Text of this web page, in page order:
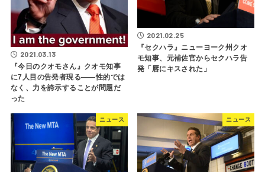
2021.03.13
『今日のクオモさん』クオモ知事
に7人目の告発者現る――性的では
なく、力を誇示することが問題だ
った
2021.02.25
『セクハラ』ニューヨーク州クオ
モ知事、元補佐官からセクハラ告
発「唇にキスされた」
ニュース ニュース